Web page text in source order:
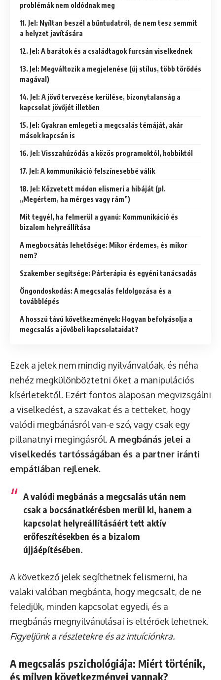
problémák nem oldódnak meg
11. Jel: Nyíltan beszél a bűntudatról, de nem tesz semmit
a helyzet javítására
12. Jel: A barátok és a családtagok furcsán viselkednek
13. Jel: Megváltozik a megjelenése (új stílus, több törődés
magával)
14. Jel: A jövő tervezése kerülése, bizonytalanság a
kapcsolat jövőjét illetően
15. Jel: Gyakran emlegeti a megcsalás témáját, akár
mások kapcsán is
16. Jel: Visszahúzódás a közös programoktól, hobbiktól
17. Jel: A kommunikáció felszínesebbé válik
18. Jel: Közvetett módon elismeri a hibáját (pl.
„Megértem, ha mérges vagy rám”)
Mit tegyél, ha felmerül a gyanú: Kommunikáció és
bizalom helyreállítása
A megbocsátás lehetősége: Mikor érdemes, és mikor
nem?
Szakember segítsége: Párterápia és egyéni tanácsadás
Öngondoskodás: A megcsalás feldolgozása és a
továbblépés
A hosszú távú következmények: Hogyan befolyásolja a
megcsalás a jövőbeli kapcsolataidat?
Ezek a jelek nem mindig nyilvánvalóak, és néha
nehéz megkülönböztetni őket a manipulációs
kísérletektől. Ezért fontos alaposan megvizsgálni
a viselkedést, a szavakat és a tetteket, hogy
valódi megbánásról van-e szó, vagy csak egy
pillanatnyi megingásról. A megbánás jelei a
viselkedés tartósságában és a partner iránti
empátiában rejlenek.
A valódi megbánás a megcsalás után nem
csak a bocsánatkérésben merül ki, hanem a
kapcsolat helyreállításáért tett aktív
erőfeszítésekben és a bizalom
újjáépítésében.
A következő jelek segíthetnek felismerni, ha
valaki valóban megbánta, hogy megcsalt, de ne
feledjük, minden kapcsolat egyedi, és a
megbánás megnyilvánulásai is eltérőek lehetnek.
Figyeljünk a részletekre és az intuíciónkra.
A megcsalás pszichológiája: Miért történik,
és milyen következményei vannak?